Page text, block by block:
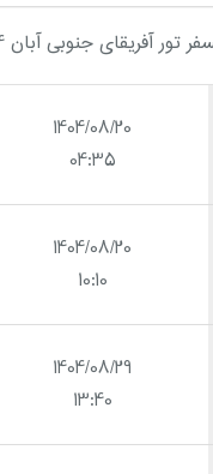
تور آفریقای جنوبی آبان 1404
1404/08/20
04:35
1404/08/20
10:10
1404/08/29
13:40